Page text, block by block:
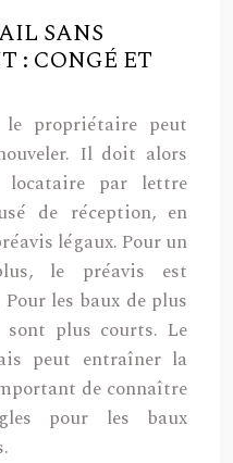
SANS
: CONGÉ ET
propriétaire peut
Il doit alors
locataire par lettre
de réception, en
légaux. Pour un
le préavis est
les baux de plus
sont plus courts. Le
peut entraîner la
de connaître
pour les baux